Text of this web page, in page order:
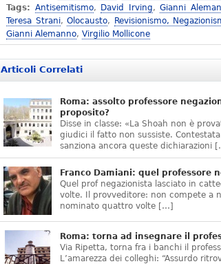
Tags: Antisemitismo, David Irving,Gianni
Teresa Strani, Olocausto, Revisionismo,
Gianni Alemanno, Virgilio Mollicone
Articoli Correlati
Roma: assolto professore
proposito?
Disse in classe: «La Shoah non è
giudici il fatto non sussiste.
sanziona ancora queste dichiarazioni
Franco Damiani: quel professore
Quel prof negazionista lasciato in
volte. Il provveditore: non compete a
nominato quattro volte […]
Roma: torna ad insegnare il
Via Ripetta, torna fra i banchi il
L’amarezza dei colleghi: “Assurdo